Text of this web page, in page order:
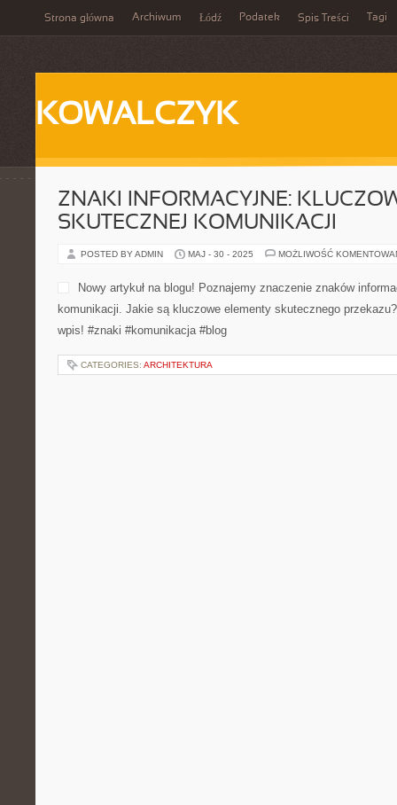
Strona główna Archiwum Łódź Podatek Spis Treści Tagi
KOWALCZYK
ZNAKI INFORMACYJNE:
SKUTECZNEJ KOMUNIKACJI
POSTED BY ADMIN MAJ - 30 - 2025 MOŻLIWOŚĆ
Nowy artykuł na blogu! Poznajemy znaczenie znaków
komunikacji. Jakie są kluczowe elementy skutecznego
wpis! #znaki #komunikacja #blog
CATEGORIES: ARCHITEKTURA